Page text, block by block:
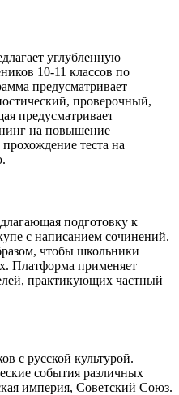
углубленную
10-11 классов по
предусматривает
проверочный,
предусматривает
на повышение
теста на
подготовку к
с написанием сочинений.
чтобы школьники
Платформа применяет
практикующих частный
с русской культурой.
события различных
империя, Советский Союз.